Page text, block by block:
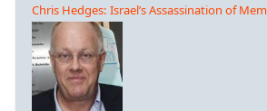
Chris Hedges: Israel’s Assassination of